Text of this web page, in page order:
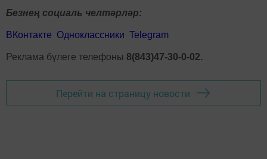
Безнең социаль челтәрләр:
ВКонтакте Одноклассники Telegram
Реклама бүлеге телефоны 8(843)47-30-0-02.
Перейти на страницу новости